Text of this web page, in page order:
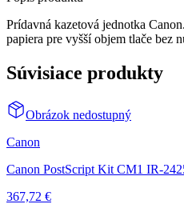
Prídavná kazetová jednotka
papiera pre vyšší objem tlače bez
Súvisiace produkty
Obrázok nedostupný
Canon
Canon PostScript Kit CM1 IR-
367,72 €